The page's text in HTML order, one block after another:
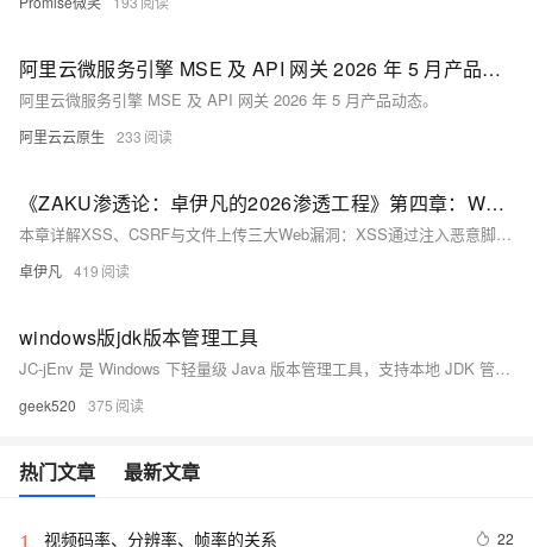
阿里云微服务引擎 MSE 及 API 网关 2026 年 5 月产品动态
阿里云微服务引擎 MSE 及 API 网关 2026 年 5 月产品动态。
阿里云云原生 233
《ZAKU渗透论：卓伊凡的2026渗透工程》第四章：Web攻击原理（下）——XSS、CSRF、文件上传漏洞
本章详解XSS、CSRF与文件上传三大Web漏洞：XSS通过注入恶意脚本窃取Cookie；CSRF伪造已登录用户请求执行非自愿操作；文件上传漏洞则因校验缺失致服务器被控。三者共性——过度信任用户输入。（239字）
卓伊凡 419
windows版jdk版本管理工具
JC-jEnv 是 Windows 下轻量级 Java 版本管理工具，支持本地 JDK 管理、远程一键安装（如 `jvms install 21.0.4`）、快速切换（`jvms switch`）及项目级版本隔离，操作简洁，无需手动配环境变量。
geek520 375
热门文章 最新文章
视频码率、分辨率、帧率的关系 22